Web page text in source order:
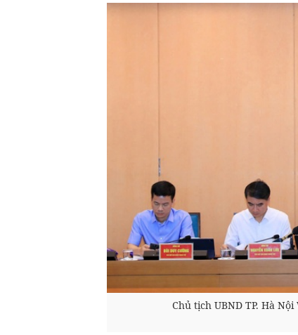
Chủ tịch UBND TP. Hà